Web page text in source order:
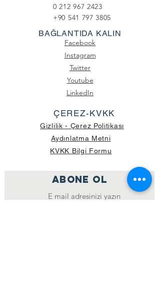
0 212 967 2423
+90 541 797 3805
BAĞLANTIDA KALIN
Facebook
Instagram
Twitter
Youtube
LinkedIn
ÇEREZ-KVKK
Gizlilik - Çerez Politikası
Aydınlatma Metni
KVKK Bilgi Formu
ABONE OL